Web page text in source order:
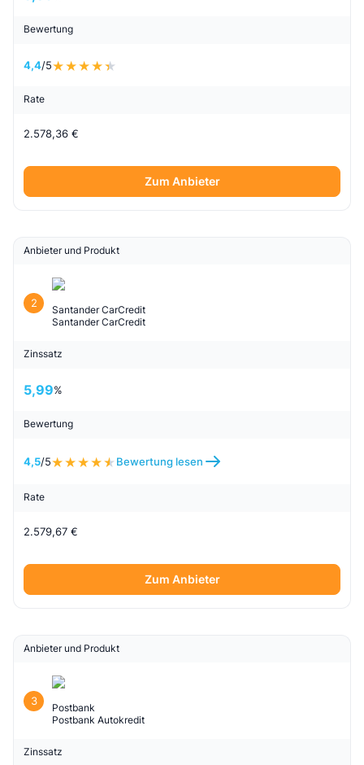
Bewertung
4,4/5
Rate
2.578,36 €
Zum Anbieter
Anbieter und Produkt
2
Santander CarCredit
Santander CarCredit
Zinssatz
5,99%
Bewertung
4,5/5 Bewertung lesen
Rate
2.579,67 €
Zum Anbieter
Anbieter und Produkt
3
Postbank
Postbank Autokredit
Zinssatz